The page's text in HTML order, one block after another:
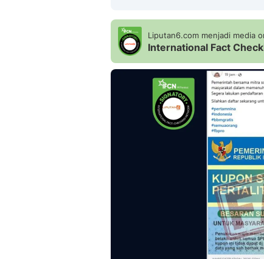
Liputan6.com menjadi media
International Fact